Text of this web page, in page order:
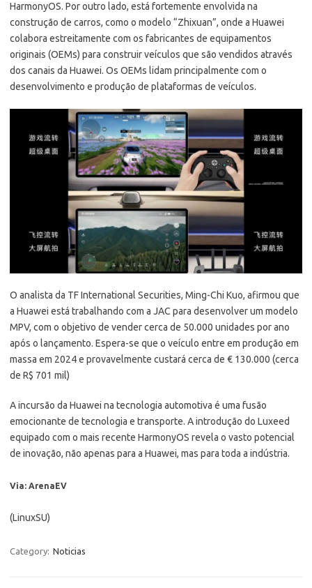
HarmonyOS. Por outro lado, está fortemente envolvida na
construção de carros, como o modelo “Zhixuan”, onde a Huawei
colabora estreitamente com os fabricantes de equipamentos
originais (OEMs) para construir veículos que são vendidos através
dos canais da Huawei. Os OEMs lidam principalmente com o
desenvolvimento e produção de plataformas de veículos.
O analista da TF International Securities, Ming-Chi Kuo, afirmou que
a Huawei está trabalhando com a JAC para desenvolver um modelo
MPV, com o objetivo de vender cerca de 50.000 unidades por ano
após o lançamento. Espera-se que o veículo entre em produção em
massa em 2024 e provavelmente custará cerca de € 130.000 (cerca
de R$ 701 mil)
A incursão da Huawei na tecnologia automotiva é uma fusão
emocionante de tecnologia e transporte. A introdução do Luxeed
equipado com o mais recente HarmonyOS revela o vasto potencial
de inovação, não apenas para a Huawei, mas para toda a indústria.
Via: ArenaEV
(LinuxSU)
Category: Noticias